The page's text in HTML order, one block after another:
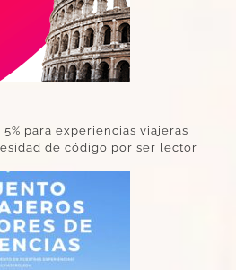
para experiencias viajeras
de código por ser lector